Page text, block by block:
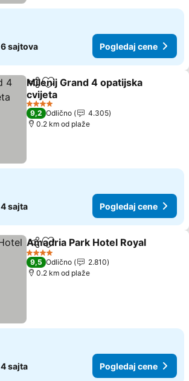
6 sajtova Pogledaj cene
Deli Dodati u favorite
Milenij Grand 4 opatijska
cvijeta
Pogledaj cene
4 Zvezdice
9,2 Odlično
4.305
0.2 km od plaže
4 sajta Pogledaj cene
Deli Dodati u favorite
Amadria Park Hotel Royal
4 Zvezdice
9,5 Odlično
2.810
0.2 km od plaže
4 sajta Pogledaj cene